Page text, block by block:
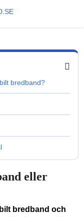
bredband?
eller
bredband och